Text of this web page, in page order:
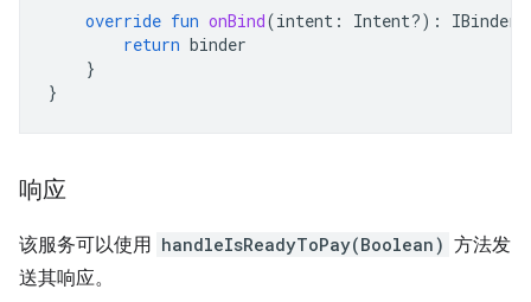
override fun onBind(intent : Intent?) :
return binder
}
}
响应
该服务可以使用 handleIsReadyToPay(Boolean) 方法发
送其响应。